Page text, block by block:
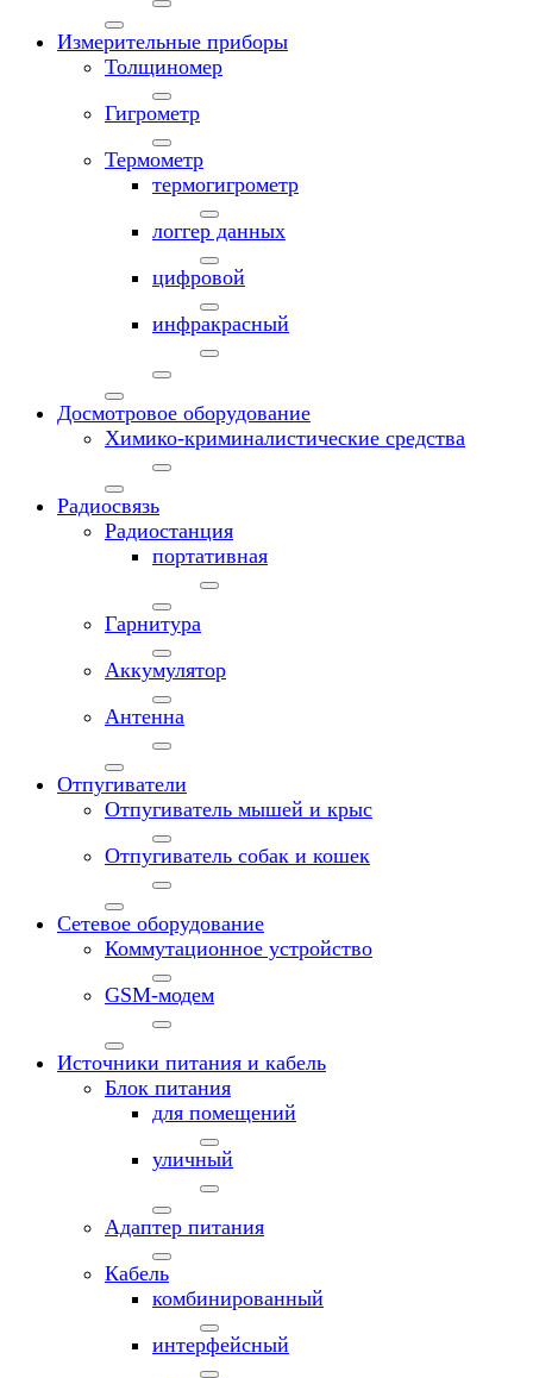
Измерительные приборы
Толщиномер
Гигрометр
Термометр
термогигрометр
логгер данных
цифровой
инфракрасный
Досмотровое оборудование
Химико-криминалистические средства
Радиосвязь
Радиостанция
портативная
Гарнитура
Аккумулятор
Антенна
Отпугиватели
Отпугиватель мышей и крыс
Отпугиватель собак и кошек
Сетевое оборудование
Коммутационное устройство
GSM-модем
Источники питания и кабель
Блок питания
для помещений
уличный
Адаптер питания
Кабель
комбинированный
интерфейсный